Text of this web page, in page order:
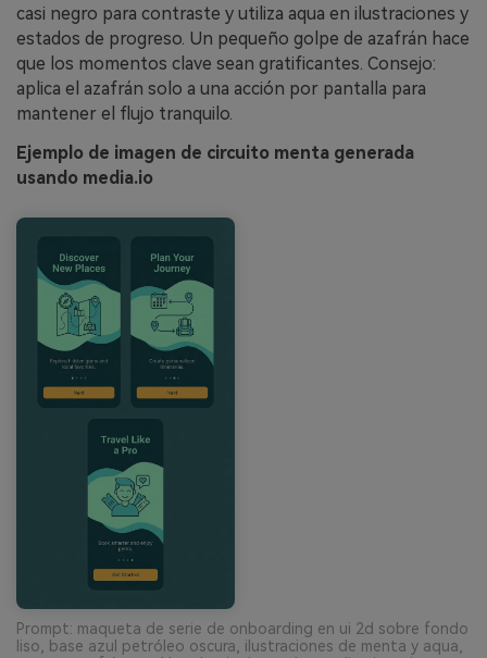
casi negro para contraste y utiliza aqua en ilustraciones y
estados de progreso. Un pequeño golpe de azafrán hace
que los momentos clave sean gratificantes. Consejo:
aplica el azafrán solo a una acción por pantalla para
mantener el flujo tranquilo.
Ejemplo de imagen de circuito menta generada
usando media.io
Prompt: maqueta de serie de onboarding en ui 2d sobre fondo
liso, base azul petróleo oscura, ilustraciones de menta y aqua,